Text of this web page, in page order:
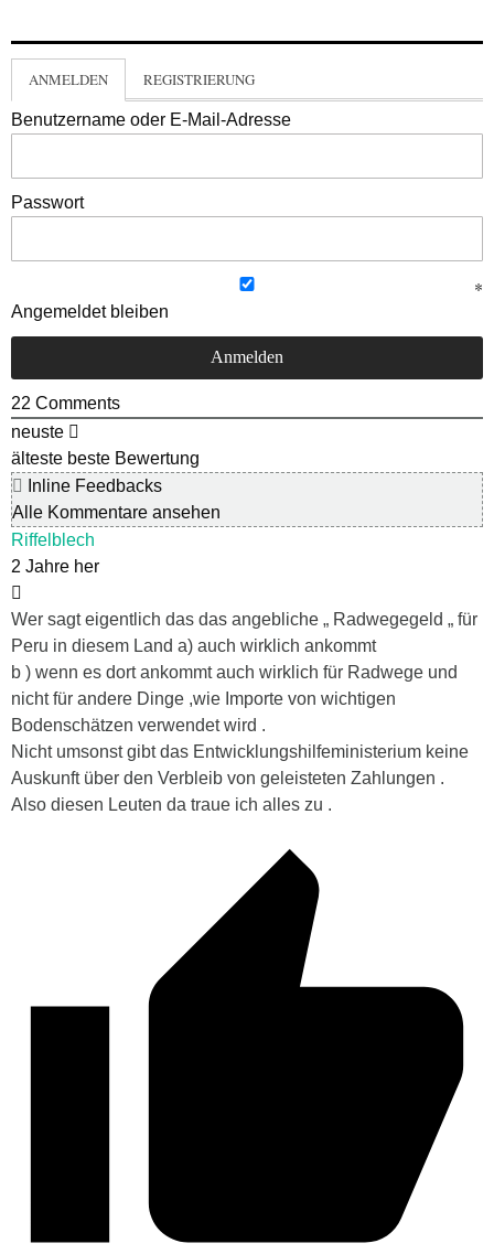
ANMELDEN REGISTRIERUNG
Benutzername oder E-Mail-Adresse
Passwort
Angemeldet bleiben
22 Comments
neuste
älteste beste Bewertung
Inline Feedbacks
Alle Kommentare ansehen
Riffelblech
2 Jahre her
Wer sagt eigentlich das das angebliche „ Radwegegeld „ für
Peru in diesem Land a) auch wirklich ankommt
b ) wenn es dort ankommt auch wirklich für Radwege und
nicht für andere Dinge ,wie Importe von wichtigen
Bodenschätzen verwendet wird .
Nicht umsonst gibt das Entwicklungshilfeministerium keine
Auskunft über den Verbleib von geleisteten Zahlungen .
Also diesen Leuten da traue ich alles zu .